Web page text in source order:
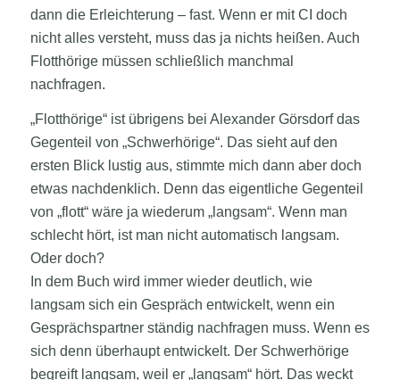
dann die Erleichterung – fast. Wenn er mit CI doch
nicht alles versteht, muss das ja nichts heißen. Auch
Flotthörige müssen schließlich manchmal
nachfragen.
„Flotthörige“ ist übrigens bei Alexander Görsdorf das
Gegenteil von „Schwerhörige“. Das sieht auf den
ersten Blick lustig aus, stimmte mich dann aber doch
etwas nachdenklich. Denn das eigentliche Gegenteil
von „flott“ wäre ja wiederum „langsam“. Wenn man
schlecht hört, ist man nicht automatisch langsam.
Oder doch?
In dem Buch wird immer wieder deutlich, wie
langsam sich ein Gespräch entwickelt, wenn ein
Gesprächspartner ständig nachfragen muss. Wenn es
sich denn überhaupt entwickelt. Der Schwerhörige
begreift langsam, weil er „langsam“ hört. Das weckt